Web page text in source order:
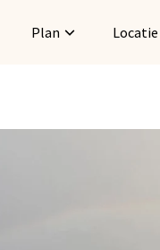
Plan Locatie